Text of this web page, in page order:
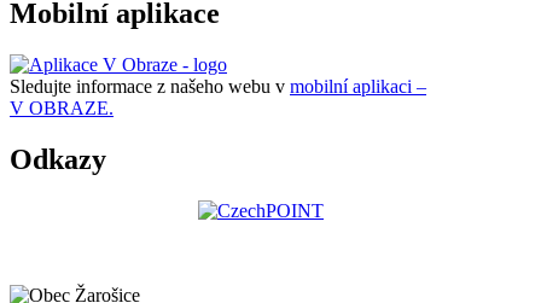
Mobilní aplikace
Sledujte informace z našeho webu v mobilní aplikaci –
V OBRAZE.
Odkazy